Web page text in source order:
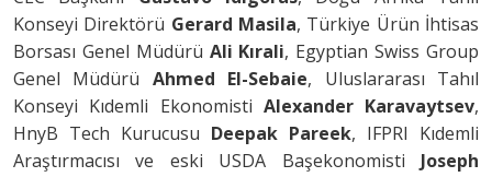
Konseyi Direktörü Gerard Masila, Türkiye Ürün İhtisas
Borsası Genel Müdürü Ali Kırali, Egyptian Swiss Group
Genel Müdürü Ahmed El-Sebaie, Uluslararası Tahıl
Konseyi Kıdemli Ekonomisti Alexander Karavaytsev,
HnyB Tech Kurucusu Deepak Pareek, IFPRI Kıdemli
Araştırmacısı ve eski USDA Başekonomisti Joseph